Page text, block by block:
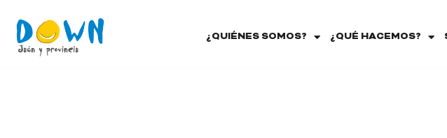
¿QUIÉNES SOMOS? ¿QUÉ HACEMOS?